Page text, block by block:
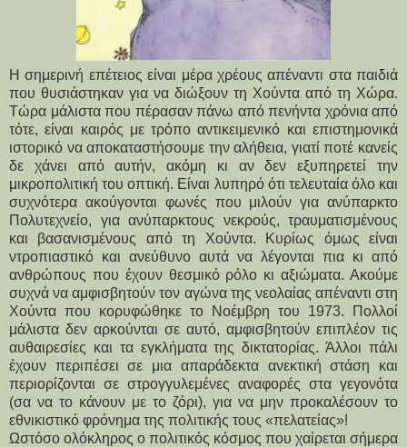
Η σημερινή επέτειος είναι μέρα χρέους απέναντι στα παιδιά
που θυσιάστηκαν για να διώξουν τη Χούντα από τη Χώρα.
Τώρα μάλιστα που πέρασαν πάνω από πενήντα χρόνια από
τότε, είναι καιρός με τρόπο αντικειμενικό και επιστημονικά
ιστορικό να αποκαταστήσουμε την αλήθεια, γιατί ποτέ κανείς
δε χάνει από αυτήν, ακόμη κι αν δεν εξυπηρετεί την
μικροπολιτική του οπτική. Είναι λυπηρό ότι τελευταία όλο και
συχνότερα ακούγονται φωνές που μιλούν για ανύπαρκτο
Πολυτεχνείο, για ανύπαρκτους νεκρούς, τραυματισμένους
και βασανισμένους από τη Χούντα. Κυρίως όμως είναι
ντροπιαστικό και ανεύθυνο αυτά να λέγονται πια κι από
ανθρώπους που έχουν θεσμικό ρόλο κι αξιώματα. Ακούμε
συχνά να αμφισβητούν τον αγώνα της νεολαίας απέναντι στη
Χούντα που κορυφώθηκε το Νοέμβρη του 1973. Πολλοί
μάλιστα δεν αρκούνται σε αυτό, αμφισβητούν επιπλέον τις
αυθαιρεσίες και τα εγκλήματα της δικτατορίας. Άλλοι πάλι
έχουν περιπέσει σε μια απαράδεκτα ανεκτική στάση και
περιορίζονται σε στρογγυλεμένες αναφορές στα γεγονότα
(σα να το κάνουν με το ζόρι), για να μην προκαλέσουν το
εθνικιστικό φρόνημα της πολιτικής τους «πελατείας»!
Ωστόσο ολόκληρος ο πολιτικός κόσμος που χαίρεται σήμερα